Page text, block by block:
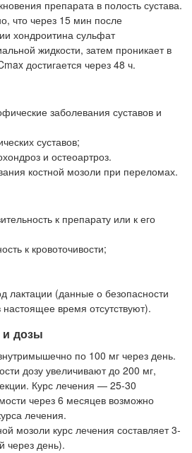
препарата в полость сустава.
что через 15 мин после
хондроитина сульфат
жидкости, затем проникает в
достигается через 48 ч.
заболевания суставов и
суставов;
и остеоартроз.
костной мозоли при переломах.
к препарату или к его
к кровоточивости;
лактации (данные о безопасности
время отсутствуют).
дозы
по 100 мг через день.
дозу увеличивают до 200 мг,
Курс лечения — 25-30
через 6 месяцев возможно
лечения.
мозоли курс лечения составляет 3-
через день).